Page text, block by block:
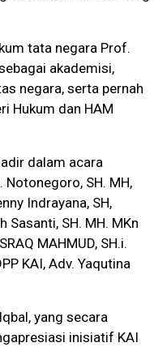
tata negara Prof.
akademisi,
negara, serta pernah
Hukum dan HAM
dalam acara
Notonegoro, SH. MH,
Indrayana, SH,
Sasanti, SH. MH. MKn
MAHMUD, SH.i.
KAI, Adv. Yaqutina
yang secara
inisiatif KAI